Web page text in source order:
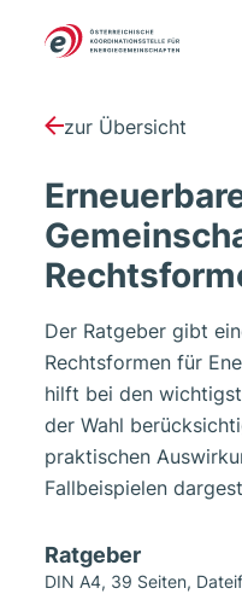
zur Übersicht
Der Ratgeber gibt
Rechtsformen für
hilft bei den
der Wahl
praktischen
Fallbeispielen
Ratgeber
DIN A4, 39 Seiten,